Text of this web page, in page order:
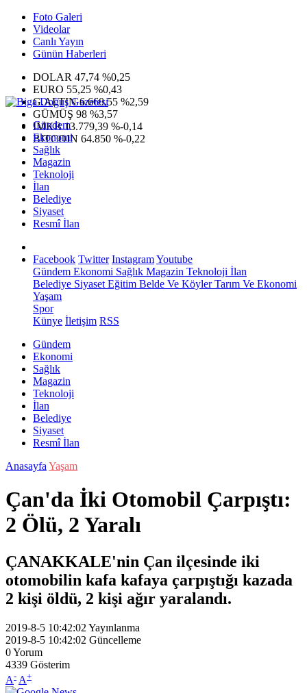
Foto Galeri
Videolar
Canlı Yayın
Günün Haberleri
DOLAR 47,74 %0,25
EURO 55,25 %0,43
G.ALTIN6.660,55 %2,59
GÜMÜŞ 98 %3,57
IMKB13.779,39 %-0,14
BITCOIN 64.850 %-0,22
Gündem
Ekonomi
Sağlık
Magazin
Teknoloji
İlan
Belediye
Siyaset
Resmî İlan
Facebook Twitter InstagramYoutube
Gündem Ekonomi Sağlık Magazin Teknoloji İlan
Belediye Siyaset Eğitim Belde Ve KöylerTarım Ve Ekonomi
Yaşam
Spor
Künye İletişim RSS
Gündem
Ekonomi
Sağlık
Magazin
Teknoloji
İlan
Belediye
Siyaset
Resmî İlan
Anasayfa Yaşam
Çan'da İki Otomobil Çarpıştı:
2 Ölü, 2 Yaralı
ÇANAKKALE'nin Çan ilçesinde iki
otomobilin kafa kafaya çarpıştığı kazada
2 kişi öldü, 2 kişi ağır yaralandı.
2019-8-5 10:42:02 Yayınlanma
2019-8-5 10:42:02 Güncelleme
0Yorum
4339 Gösterim
A- A+